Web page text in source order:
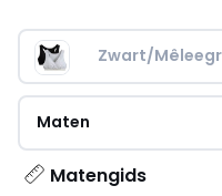
Zwart/
Maten
Matengids